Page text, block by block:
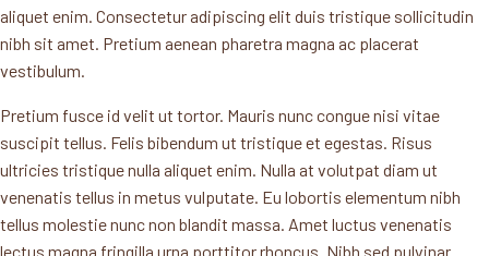
aliquet enim. Consectetur adipiscing elit duis tristique sollicitudin
nibh sit amet. Pretium aenean pharetra magna ac placerat
vestibulum.
Pretium fusce id velit ut tortor. Mauris nunc congue nisi vitae
suscipit tellus. Felis bibendum ut tristique et egestas. Risus
ultricies tristique nulla aliquet enim. Nulla at volutpat diam ut
venenatis tellus in metus vulputate. Eu lobortis elementum nibh
tellus molestie nunc non blandit massa. Amet luctus venenatis
lectus magna fringilla urna porttitor rhoncus. Nibh sed pulvinar